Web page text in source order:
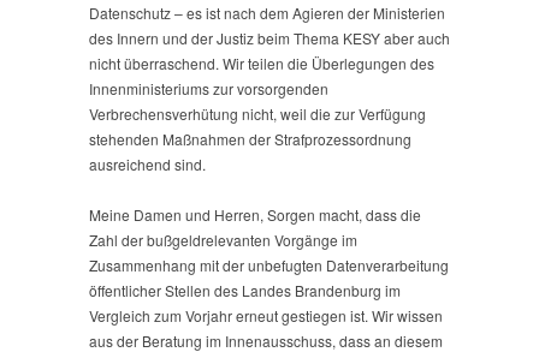
Datenschutz – es ist nach dem Agieren der Ministerien
des Innern und der Justiz beim Thema KESY aber auch
nicht überraschend. Wir teilen die Überlegungen des
Innenministeriums zur vorsorgenden
Verbrechensverhütung nicht, weil die zur Verfügung
stehenden Maßnahmen der Strafprozessordnung
ausreichend sind.
Meine Damen und Herren, Sorgen macht, dass die
Zahl der bußgeldrelevanten Vorgänge im
Zusammenhang mit der unbefugten Datenverarbeitung
öffentlicher Stellen des Landes Brandenburg im
Vergleich zum Vorjahr erneut gestiegen ist. Wir wissen
aus der Beratung im Innenausschuss, dass an diesem